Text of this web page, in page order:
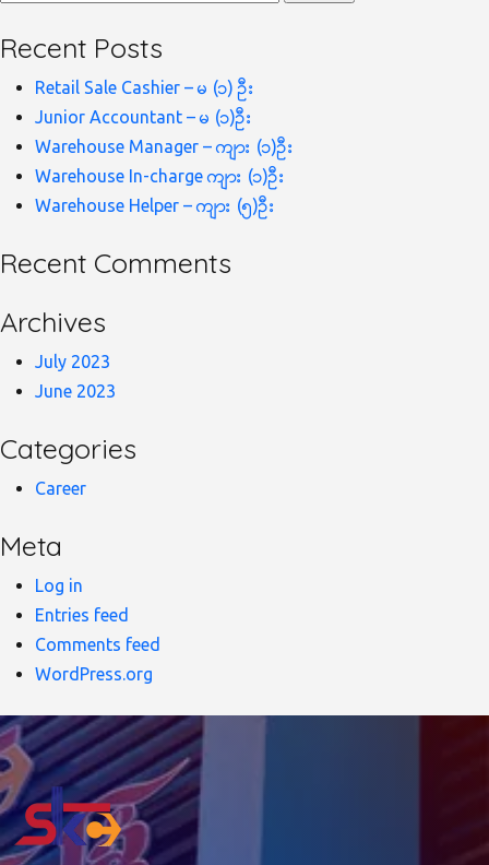
Recent Posts
Retail Sale Cashier – မ (၁) ဦး
Junior Accountant – မ (၁)ဦး
Warehouse Manager – ကျား (၁)ဦး
Warehouse In-charge ကျား (၁)ဦး
Warehouse Helper – ကျား (၅)ဦး
Recent Comments
Archives
July 2023
June 2023
Categories
Career
Meta
Log in
Entries feed
Comments feed
WordPress.org